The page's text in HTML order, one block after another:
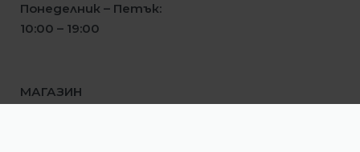
Понеделник – Петък:
10:00 – 19:00
МАГАЗИН